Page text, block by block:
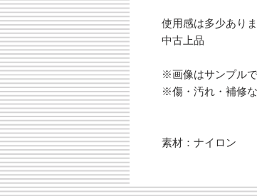
使用感は多少あり
中古上品
※画像はサンプル
※傷・汚れ・補修
素材：ナイロン